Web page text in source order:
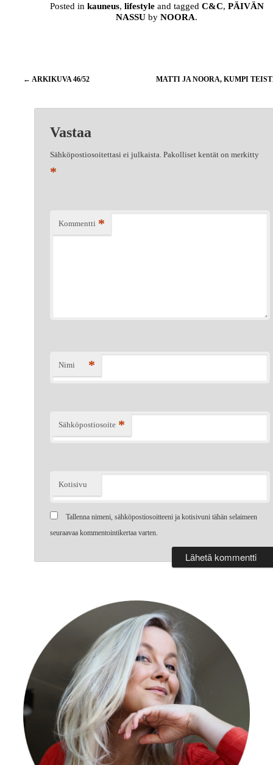
Posted in kauneus, lifestyleand tagged C&C, PÄIVÄN
NASSU byNOORA.
Artikkelien
← ARKIKUVA 46/52 MATTI JA NOORA, KUMPI
Vastaa
Sähköpostiosoitettasi ei julkaista. Pakolliset kentät on merkitty
*
Kommentti *
Nimi *
Sähköpostiosoite *
Kotisivu
Tallenna nimeni, sähköpostiosoitteeni ja kotisivuni tähän selaimeen
seuraavaa kommentointikertaa varten.